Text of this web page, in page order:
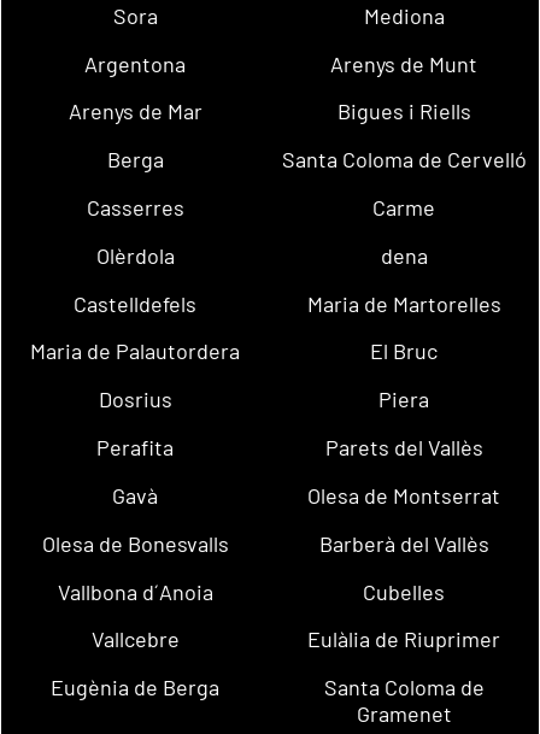
Sora
Mediona
Argentona
Arenys de Munt
Arenys de Mar
Bigues i Riells
Berga
Santa Coloma de Cervelló
Casserres
Carme
Olèrdola
dena
Castelldefels
Maria de Martorelles
Maria de Palautordera
El Bruc
Dosrius
Piera
Perafita
Parets del Vallès
Gavà
Olesa de Montserrat
Olesa de Bonesvalls
Barberà del Vallès
Vallbona d´Anoia
Cubelles
Vallcebre
Eulàlia de Riuprimer
Eugènia de Berga
Santa Coloma de
Gramenet